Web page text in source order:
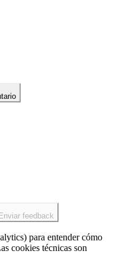
Enviar feedback
para entender cómo
cookies técnicas son